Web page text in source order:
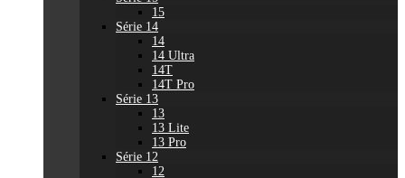
15
Série 14
14
14 Ultra
14T
14T Pro
Série 13
13
13 Lite
13 Pro
Série 12
12